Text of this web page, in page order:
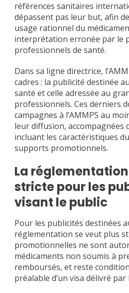
références sanitaires
dépassent pas leur but, afin
usage rationnel du
interprétation erronée par le
professionnels de santé.
Dans sa ligne directrice,
cadres : la publicité destinée
santé et celle adressée au
professionnels. Ces derniers
campagnes à l’AMMPS au
leur diffusion, accompagnées
incluant les caractéristiques
supports promotionnels.
La
stricte pour les
visant le public
Pour les publicités destinées
réglementation se veut plus
promotionnelles ne sont
médicaments non soumis à
remboursés, et reste
préalable d’un visa délivré par